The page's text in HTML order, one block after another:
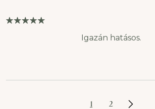
Igazán hatásos.
1 2